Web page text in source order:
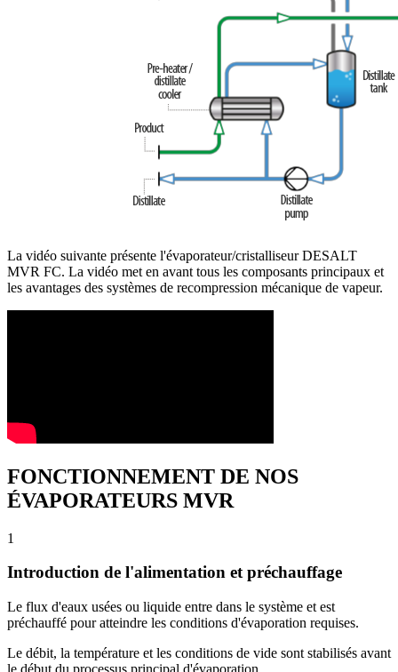
La vidéo suivante présente l'évaporateur/cristalliseur DESALT
MVR FC. La vidéo met en avant tous les composants principaux et
les avantages des systèmes de recompression mécanique de vapeur.
FONCTIONNEMENT DE NOS
ÉVAPORATEURS MVR
1
Introduction de l'alimentation et préchauffage
Le flux d'eaux usées ou liquide entre dans le système et est
préchauffé pour atteindre les conditions d'évaporation requises.
Le débit, la température et les conditions de vide sont stabilisés avant